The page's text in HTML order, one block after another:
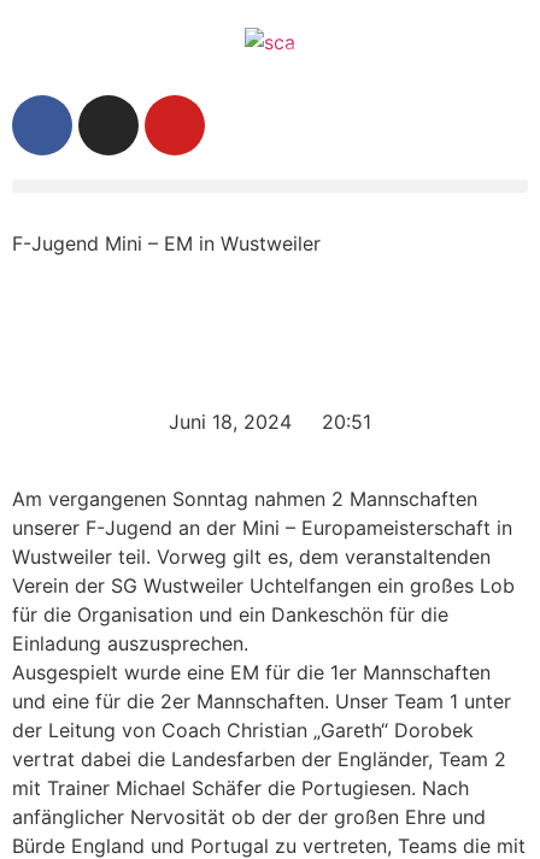
F-Jugend Mini – EM in Wustweiler
Juni 18, 2024 20:51
Am vergangenen Sonntag nahmen 2 Mannschaften
unserer F-Jugend an der Mini – Europameisterschaft in
Wustweiler teil. Vorweg gilt es, dem veranstaltenden
Verein der SG Wustweiler Uchtelfangen ein großes Lob
für die Organisation und ein Dankeschön für die
Einladung auszusprechen.
Ausgespielt wurde eine EM für die 1er Mannschaften
und eine für die 2er Mannschaften. Unser Team 1 unter
der Leitung von Coach Christian „Gareth“ Dorobek
vertrat dabei die Landesfarben der Engländer, Team 2
mit Trainer Michael Schäfer die Portugiesen. Nach
anfänglicher Nervosität ob der der großen Ehre und
Bürde England und Portugal zu vertreten, Teams die mit